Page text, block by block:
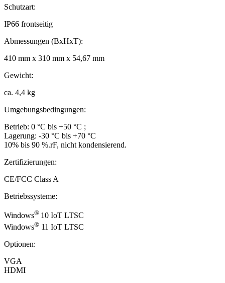
Schutzart:
IP66 frontseitig
Abmessungen (BxHxT):
410 mm x 310 mm x 54,67 mm
Gewicht:
ca. 4,4 kg
Umgebungsbedingungen:
Betrieb: 0 °C bis +50 °C ;
Lagerung: -30 °C bis +70 °C
10% bis 90 %.rF, nicht kondensierend.
Zertifizierungen:
CE/FCC Class A
Betriebssysteme:
Windows® 10 IoT LTSC
Windows® 11 IoT LTSC
Optionen:
VGA
HDMI